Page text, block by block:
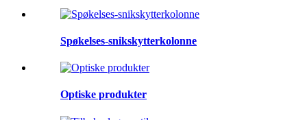
Spøkelses-snikskytterkolonne
Optiske produkter